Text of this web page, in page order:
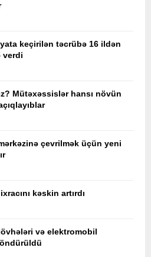
keçirilən təcrübə 16 ildən
verdi
Mütəxəssislər hansı növün
çevrilmək üçün yeni
kəskin artırdı
və elektromobil